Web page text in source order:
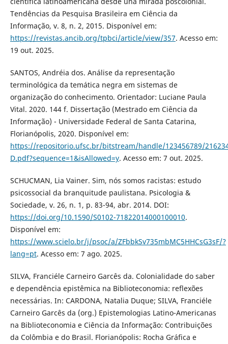
Tendências da Pesquisa Brasileira em Ciência da
Informação, v. 8, n. 2, 2015. Disponível em:
https://revistas.ancib.org/tpbci/article/view/357. Acesso em:
19 out. 2025.
SANTOS, Andréia dos. Análise da representação
terminológica da temática negra em sistemas de
organização do conhecimento. Orientador: Luciane Paula
Vital. 2020. 144 f. Dissertação (Mestrado em Ciência da
Informação) - Universidade Federal de Santa Catarina,
Florianópolis, 2020. Disponível em:
https://repositorio.ufsc.br/bitstream/handle/123456789/
D.pdf?sequence=1&isAllowed=y. Acesso em: 7 out. 2025.
SCHUCMAN, Lia Vainer. Sim, nós somos racistas: estudo
psicossocial da branquitude paulistana. Psicologia &
Sociedade, v. 26, n. 1, p. 83-94, abr. 2014. DOI:
https://doi.org/10.1590/S0102-71822014000100010.
Disponível em:
https://www.scielo.br/j/psoc/a/ZFbbkSv735mbMC5HHCsG3sF/?
lang=pt. Acesso em: 7 ago. 2025.
SILVA, Franciéle Carneiro Garcês da. Colonialidade do saber
e dependência epistêmica na Biblioteconomia: reflexões
necessárias. In: CARDONA, Natalia Duque; SILVA, Franciéle
Carneiro Garcês da (org.) Epistemologias Latino-Americanas
na Biblioteconomia e Ciência da Informação: Contribuições
da Colômbia e do Brasil. Florianópolis: Rocha Gráfica e